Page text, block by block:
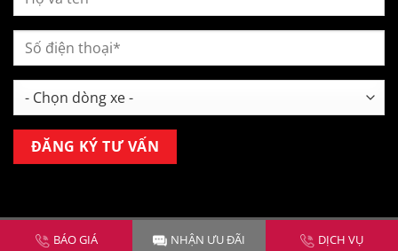
Copyright 2026 © Mitsubishi Kim Liên Hà Nội
BÁO GIÁ NHẬN ƯU ĐÃI DỊCH VỤ